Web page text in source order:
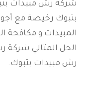
شركة رش مبيدات
بتبوك رخيصة مع
المبيدات و مكافحة
الحل المثالي
رش مبيدات بتبوك.